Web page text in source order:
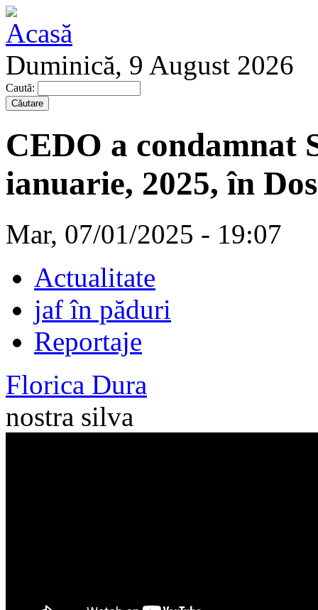
Duminică, 9 August 2026
Caută:
CEDO a condamnat
ianuarie, 2025, în
Mar, 07/01/2025 - 19:07
Actualitate
jaf în păduri
Reportaje
Florica Dura
nostra silva